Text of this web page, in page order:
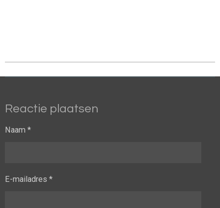
Reactie plaatsen
Naam *
E-mailadres *